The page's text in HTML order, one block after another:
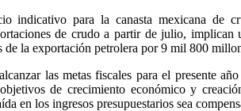
indicativo para la canasta mexicana de
de crudo a partir de julio, implican
de la exportación petrolera por 9 mil 800
las metas fiscales para el presente
de crecimiento económico y
en los ingresos presupuestarios sea